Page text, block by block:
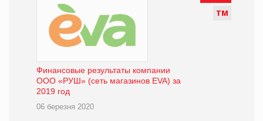
ТМ
Финансовые результаты компании
ООО «РУШ» (сеть магазинов EVA) за
2019 год
06 березня 2020